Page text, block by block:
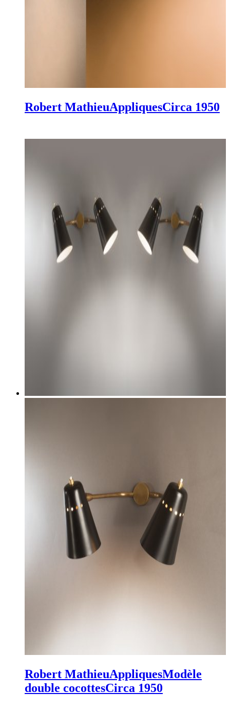
Robert MathieuAppliquesCirca 1950
Robert MathieuAppliquesModèle
double cocottesCirca 1950